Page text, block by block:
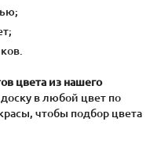
цвета из нашего
в любой цвет по
чтобы подбор цвета